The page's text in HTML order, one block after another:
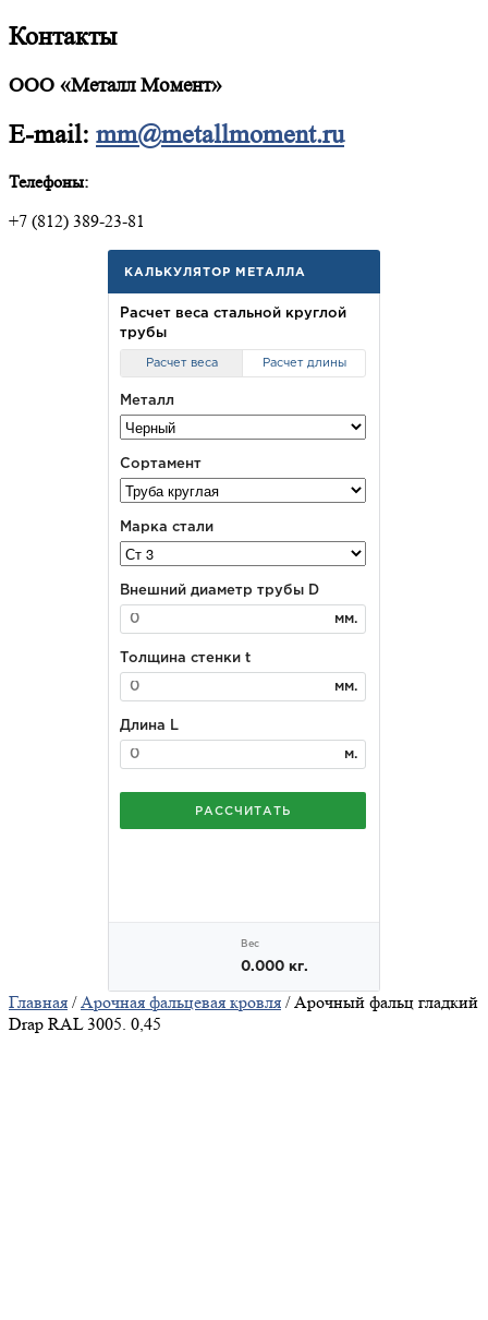
Контакты
ООО «Металл Момент»
E-mail: mm@metallmoment.ru
Телефоны:
+7 (812) 389-23-81
Главная /Арочная фальцевая кровля / Арочный фальц гладкий
Drap RAL 3005. 0,45